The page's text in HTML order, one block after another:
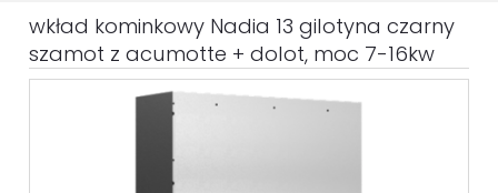
wkład kominkowy Nadia 13 gilotyna czarny
szamot z acumotte + dolot, moc 7-16kw